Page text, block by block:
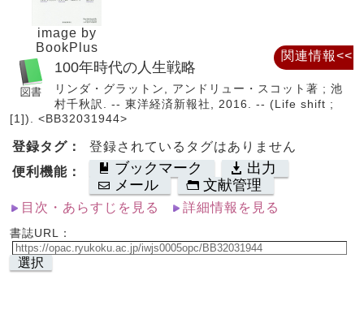
image by
BookPlus
100年時代の人生戦略
リンダ・グラットン, アンドリュー・スコット著 ; 池
村千秋訳. -- 東洋経済新報社, 2016. -- (Life shift ;
[1]). <BB32031944>
登録タグ：
登録されているタグはありません
便利機能：
ブックマーク
出力
メール
文献管理
目次・あらすじを見る 詳細情報を見る
書誌URL：
選択
関連情報<<